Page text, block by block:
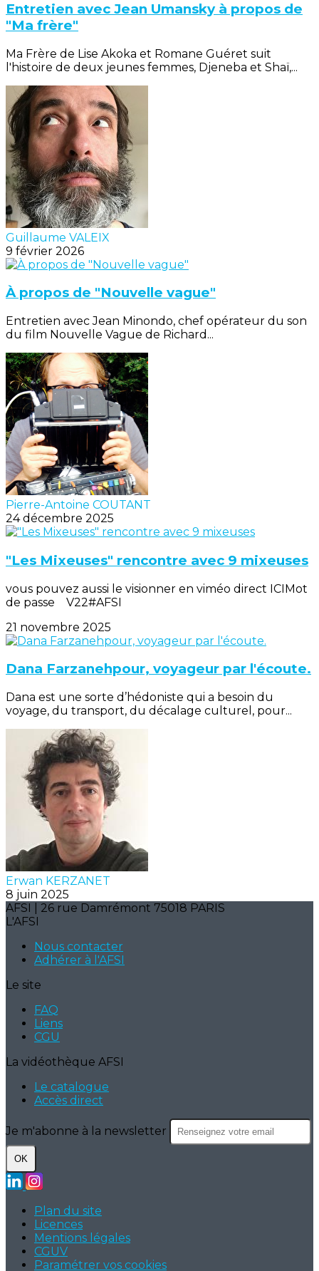
Entretien avec Jean Umansky à propos de
"Ma frère"
Ma Frère de Lise Akoka et Romane Guéret suit
l'histoire de deux jeunes femmes, Djeneba et Shaï,...
Guillaume VALEIX
9 février 2026
À propos de "Nouvelle vague"
Entretien avec Jean Minondo, chef opérateur du son
du film Nouvelle Vague de Richard...
Pierre-Antoine COUTANT
24 décembre 2025
"Les Mixeuses" rencontre avec 9 mixeuses
vous pouvez aussi le visionner en viméo direct ICIMot
de passe V22#AFSI
21 novembre 2025
Dana Farzanehpour, voyageur par l'écoute.
Dana est une sorte d’hédoniste qui a besoin du
voyage, du transport, du décalage culturel, pour...
Erwan KERZANET
8 juin 2025
AFSI | 26 rue Damrémont 75018 PARIS
L'AFSI
Nous contacter
Adhérer à l'AFSI
Le site
FAQ
Liens
CGU
La vidéothèque AFSI
Le catalogue
Accès direct
Je m'abonne à la newsletter
OK
Plan du site
Licences
Mentions légales
CGUV
Paramétrer vos cookies